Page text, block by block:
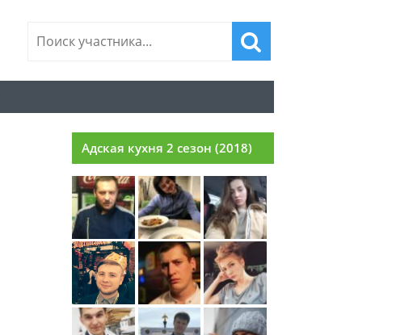
Адская кухня 2 сезон (2018)